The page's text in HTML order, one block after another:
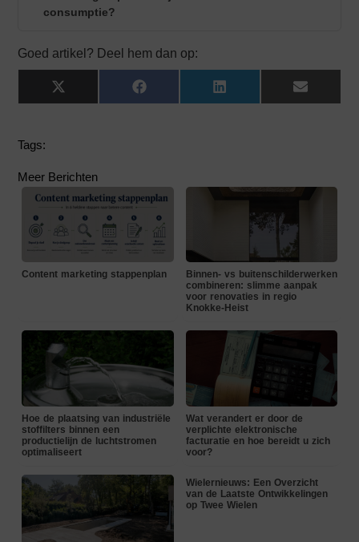
consumptie?
Goed artikel? Deel hem dan op:
X
(Twitter)
Facebook LinkedIn Email
Tags:
Meer Berichten
Content marketing stappenplan
Binnen- vs buitenschilderwerken
combineren: slimme aanpak
voor renovaties in regio
Knokke-Heist
Hoe de plaatsing van industriële
stoffilters binnen een
productielijn de luchtstromen
optimaliseert
Wat verandert er door de
verplichte elektronische
facturatie en hoe bereidt u zich
voor?
Wielernieuws: Een Overzicht
van de Laatste Ontwikkelingen
op Twee Wielen